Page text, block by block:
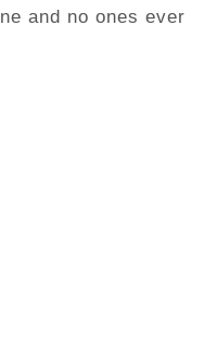
and no ones ever